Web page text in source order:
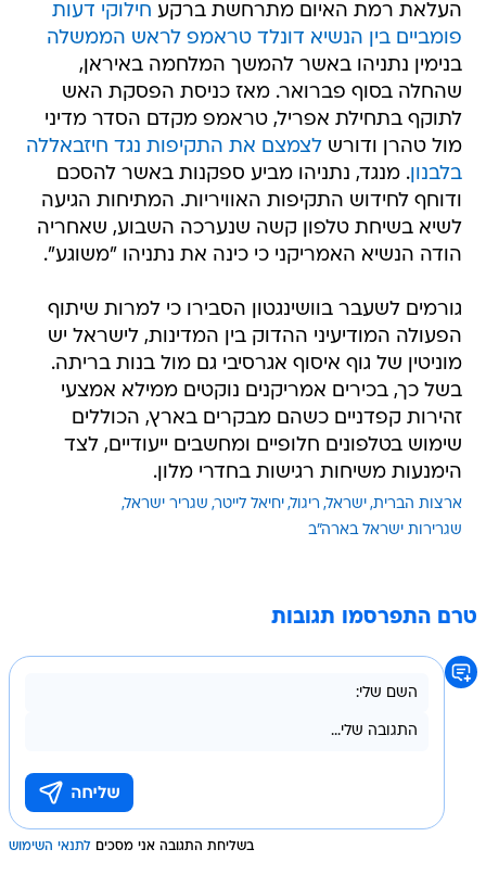
העלאת רמת האיום מתרחשת ברקע חילוקי דעות
פומביים בין הנשיא דונלד טראמפ לראש הממשלה
בנימין נתניהו באשר להמשך המלחמה באיראן,
שהחלה בסוף פברואר. מאז כניסת הפסקת האש
לתוקף בתחילת אפריל, טראמפ מקדם הסדר מדיני
מול טהרן ודורשלצמצם את התקיפות נגד חיזבאללה
בלבנון. מנגד, נתניהו מביע ספקנות באשר להסכם
ודוחף לחידוש התקיפות האוויריות. המתיחות הגיעה
לשיא בשיחת טלפון קשה שנערכה השבוע, שאחריה
הודה הנשיא האמריקני כי כינה את נתניהו "משוגע".
גורמים לשעבר בוושינגטון הסבירו כי למרות שיתוף
הפעולה המודיעיני ההדוק בין המדינות, לישראל יש
מוניטין של גוף איסוף אגרסיבי גם מול בנות בריתה.
בשל כך, בכירים אמריקנים נוקטים ממילא אמצעי
זהירות קפדניים כשהם מבקרים בארץ, הכוללים
שימוש בטלפונים חלופיים ומחשבים ייעודיים, לצד
הימנעות משיחות רגישות בחדרי מלון.
ארצות הברית ישראל ריגול יחיאל לייטר שגריר ישראל
שגרירות ישראל בארה"ב
טרם התפרסמו תגובות
בשליחת התגובה אני מסכים לתנאי השימוש